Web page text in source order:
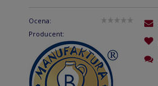
Ocena:
Producent: